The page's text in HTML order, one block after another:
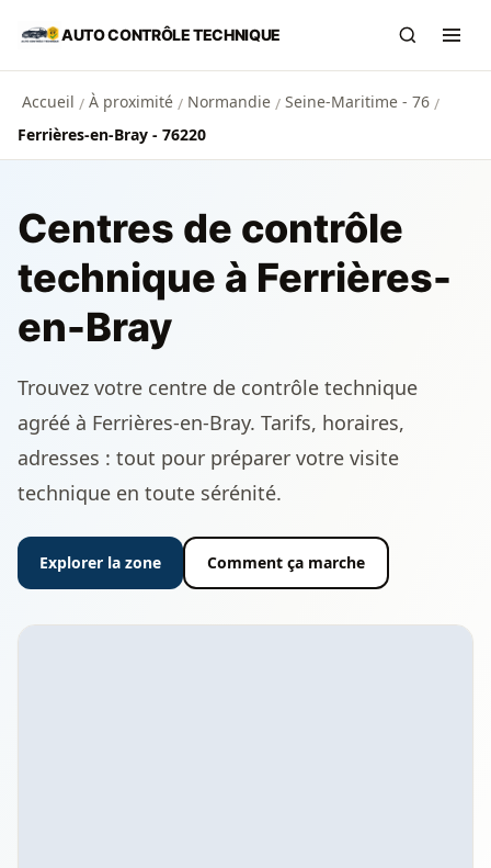
Aller au contenu principal
AUTO CONTRÔLE TECHNIQUE
Accueil / À proximité / Normandie / Seine-Maritime - 76 /
Ferrières-en-Bray - 76220
Centres de contrôle
technique à Ferrières-
en-Bray
Trouvez votre centre de contrôle technique
agréé à Ferrières-en-Bray. Tarifs, horaires,
adresses : tout pour préparer votre visite
technique en toute sérénité.
Explorer la zone Comment ça marche